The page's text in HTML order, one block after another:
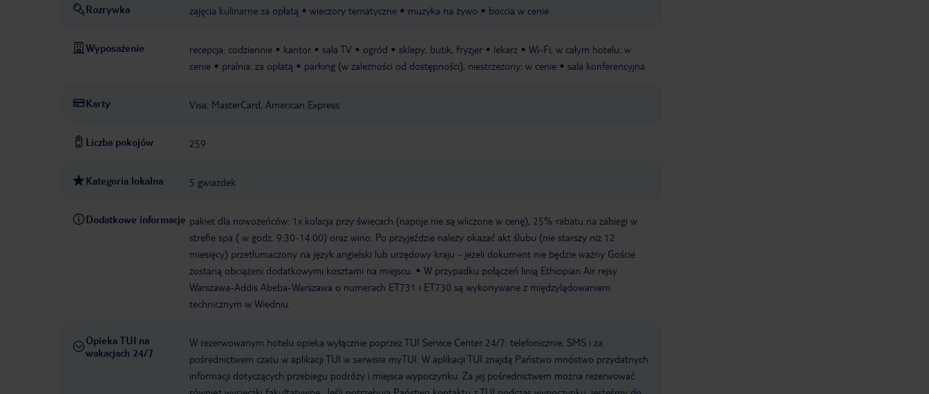
Rozrywka zajęcia kulinarne za opłatą wieczory tematyczne muzyka na żywo boccia w cenie
Wyposażenie recepcja: codziennie kantor sala TV ogród sklepy, butik, fryzjer lekarz
Wi-Fi, w całym hotelu: w
cenie
pralnia: za opłatą parking (w zależności od dostępności), niestrzeżony: w cenie sala konferencyjna
Karty Visa, MasterCard, American Express
Liczba pokojów 259
Kategoria lokalna 5 gwiazdek
Dodatkowe informacje pakiet dla nowożeńców: 1x kolacja przy świecach (napoje nie są wliczone w cenę), 25% rabatu na zabiegi w
strefie spa ( w godz. 9:30-14:00) oraz wino. Po przyjeździe należy okazać akt ślubu (nie starszy niż 12
miesięcy) przetłumaczony na język angielski lub urzędowy kraju - jeżeli dokument nie będzie ważny Goście
zostaną obciążeni dodatkowymi kosztami na miejscu.
W przypadku połączeń linią Ethiopian Air rejsy
Warszawa-Addis Abeba-Warszawa o numerach ET731 i ET730 są wykonywane z międzylądowaniem
technicznym w Wiedniu.
Opieka TUI na
wakacjach 24/7
W rezerwowanym hotelu opieka wyłącznie poprzez TUI Service Center 24/7: telefonicznie, SMS i za
pośrednictwem czatu w aplikacji TUI w serwisie myTUI. W aplikacji TUI znajdą Państwo mnóstwo przydatnych
informacji dotyczących przebiegu podróży i miejsca wypoczynku. Za jej pośrednictwem można rezerwować